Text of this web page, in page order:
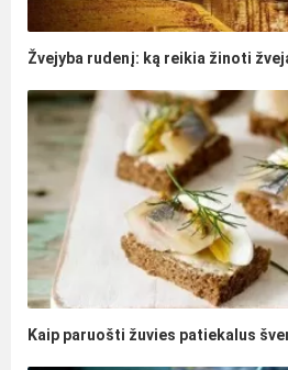
Žvejyba rudenį: ką reikia žinoti
Kaip paruošti žuvies patiekalus